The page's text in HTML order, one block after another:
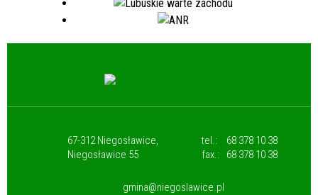
67-312 Niegosławice,
Niegosławice 55
tel.:
68 378 10 38
fax.:
68 378 10 38
gmina@niegoslawice.pl